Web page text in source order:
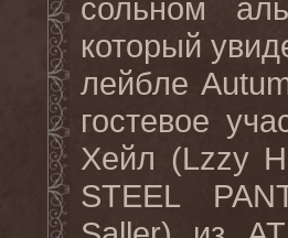
сольном
который
лейбле
гостевое
Хейл (Lzzy
STEEL